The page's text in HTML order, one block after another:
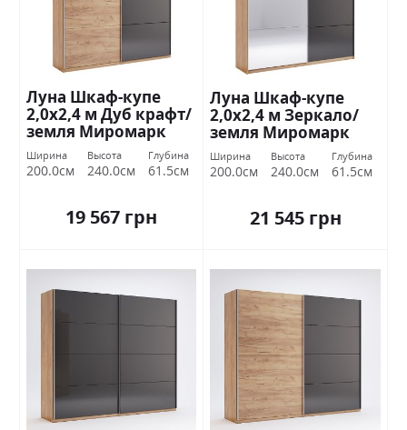
Луна Шкаф-купе
2,0х2,4 м Дуб крафт/
земля Миромарк
Ширина
200.0см
Высота
240.0см
Глубина
61.5см
19 567 грн
Луна Шкаф-купе
2,0х2,4 м Зеркало/
земля Миромарк
Ширина
200.0см
Высота
240.0см
Глубина
61.5см
21 545 грн